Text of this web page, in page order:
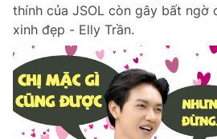
thính của JSOL còn gây bất ngờ
xinh đẹp - Elly Trần.